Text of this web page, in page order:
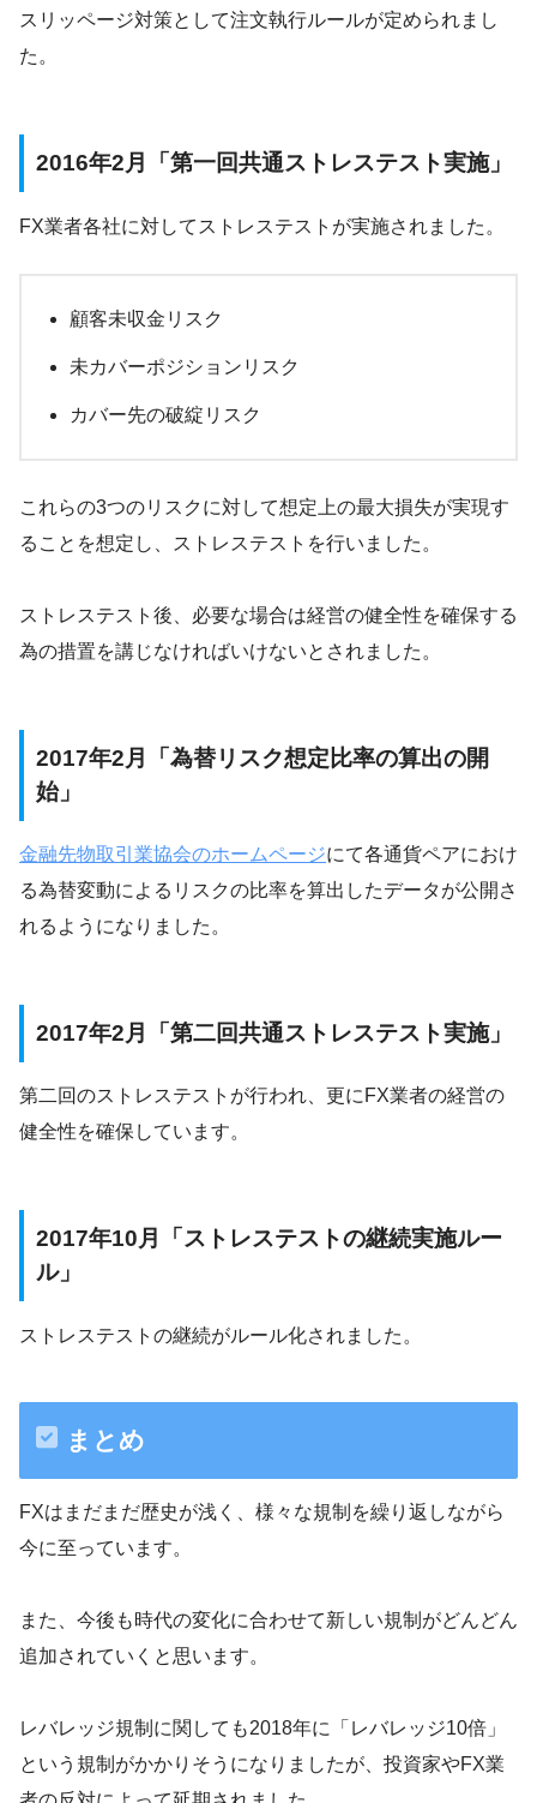
スリッページ対策として注文執行ルールが定められまし
た。
2016年2月「第一回共通ストレステスト実施」
FX業者各社に対してストレステストが実施されました。
顧客未収金リスク
未カバーポジションリスク
カバー先の破綻リスク
これらの3つのリスクに対して想定上の最大損失が実現す
ることを想定し、ストレステストを行いました。
ストレステスト後、必要な場合は経営の健全性を確保する
為の措置を講じなければいけないとされました。
2017年2月「為替リスク想定比率の算出の開
始」
金融先物取引業協会のホームページにて各通貨ペアにおけ
る為替変動によるリスクの比率を算出したデータが公開さ
れるようになりました。
2017年2月「第二回共通ストレステスト実施」
第二回のストレステストが行われ、更にFX業者の経営の
健全性を確保しています。
2017年10月「ストレステストの継続実施ルー
ル」
ストレステストの継続がルール化されました。
まとめ
FXはまだまだ歴史が浅く、様々な規制を繰り返しながら
今に至っています。
また、今後も時代の変化に合わせて新しい規制がどんどん
追加されていくと思います。
レバレッジ規制に関しても2018年に「レバレッジ10倍」
という規制がかかりそうになりましたが、投資家やFX業